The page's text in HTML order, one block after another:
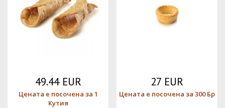
49.44 EUR
Цената е посочена за 1
Кутия
27 EUR
Цената е посочена за 300 Бр